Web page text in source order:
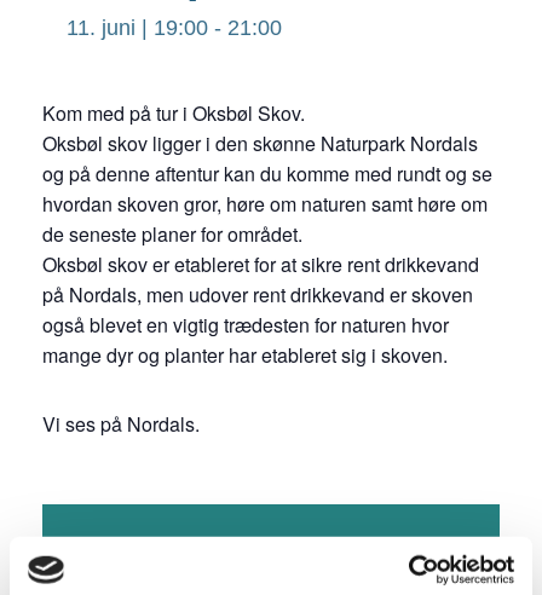
11. juni | 19:00 - 21:00
Kom med på tur i Oksbøl Skov.
Oksbøl skov ligger i den skønne Naturpark Nordals
og på denne aftentur kan du komme med rundt og se
hvordan skoven gror, høre om naturen samt høre om
de seneste planer for området.
Oksbøl skov er etableret for at sikre rent drikkevand
på Nordals, men udover rent drikkevand er skoven
også blevet en vigtig trædesten for naturen hvor
mange dyr og planter har etableret sig i skoven.
Vi ses på Nordals.